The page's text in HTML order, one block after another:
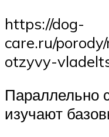
https://dog-
care.ru/
otzyvy-
Параллельно
изучают